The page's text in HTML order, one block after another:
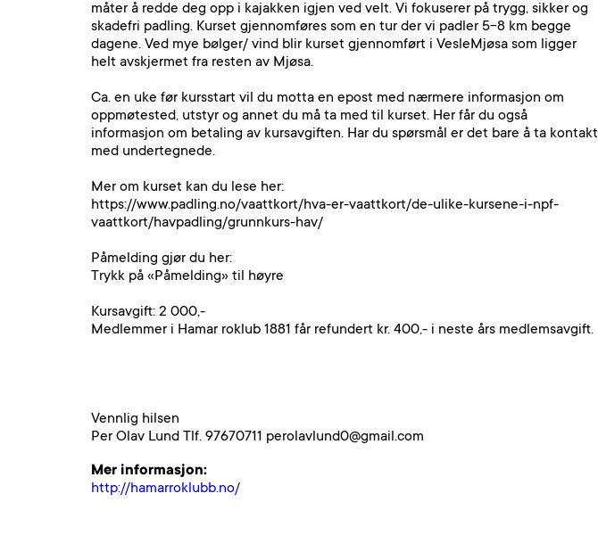
måter å redde deg opp i kajakken igjen ved velt. Vi fokuserer på trygg, sikker og
skadefri padling. Kurset gjennomføres som en tur der vi padler 5-8 km begge
dagene. Ved mye bølger/ vind blir kurset gjennomført i VesleMjøsa som ligger
helt avskjermet fra resten av Mjøsa.
Ca. en uke før kursstart vil du motta en epost med nærmere informasjon om
oppmøtested, utstyr og annet du må ta med til kurset. Her får du også
informasjon om betaling av kursavgiften. Har du spørsmål er det bare å ta kontakt
med undertegnede.
Mer om kurset kan du lese her:
https://www.padling.no/vaattkort/hva-er-vaattkort/de-ulike-kursene-i-npf-
vaattkort/havpadling/grunnkurs-hav/
Påmelding gjør du her:
Trykk på «Påmelding» til høyre
Kursavgift: 2 000,-
Medlemmer i Hamar roklub 1881 får refundert kr. 400,- i neste års medlemsavgift.
Vennlig hilsen
Per Olav Lund Tlf. 97670711 perolavlund0@gmail.com
Mer informasjon:
http://hamarroklubb.no/